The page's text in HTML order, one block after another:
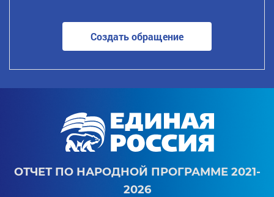
Создать обращение
ОТЧЕТ ПО НАРОДНОЙ ПРОГРАММЕ 2021-
2026